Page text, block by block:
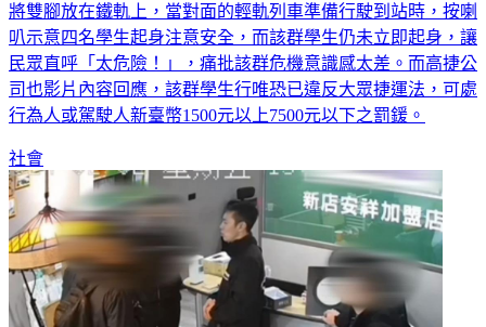
將雙腳放在鐵軌上，當對面的輕軌列車準備行駛到站時，按喇
叭示意四名學生起身注意安全，而該群學生仍未立即起身，讓
民眾直呼「太危險！」，痛批該群危機意識感太差。而高捷公
司也影片內容回應，該群學生行唯恐已違反大眾捷運法，可處
行為人或駕駛人新臺幣1500元以上7500元以下之罰鍰。
社會